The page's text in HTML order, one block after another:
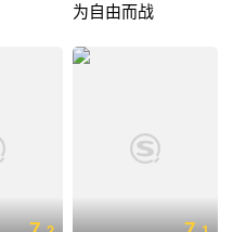
为自由而战